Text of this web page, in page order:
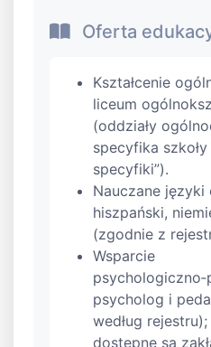
Oferta
Kształcenie
liceum
(oddziały
specyfika
specyfiki”).
Nauczane języki
hiszpański,
(zgodnie z
Wsparcie
psycholog i
według
dostępne są